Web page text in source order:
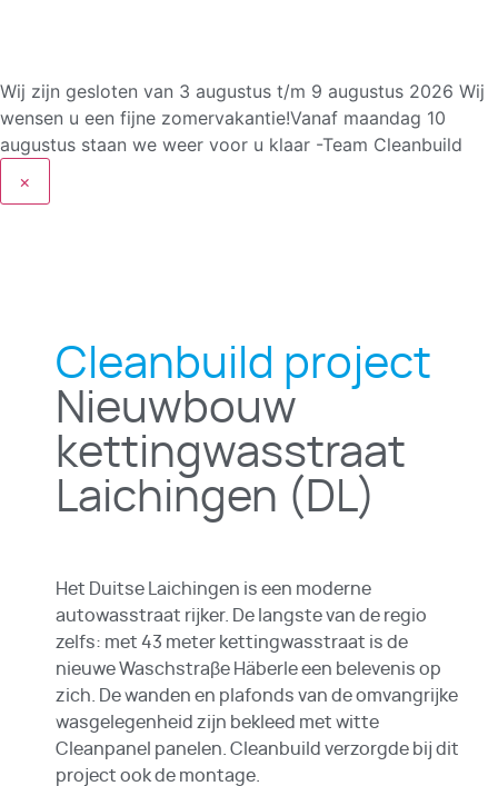
Wij zijn gesloten van 3 augustus t/m 9 augustus 2026 Wij
wensen u een fijne zomervakantie!Vanaf maandag 10
augustus staan we weer voor u klaar -Team Cleanbuild
×
Cleanbuild project
Nieuwbouw
kettingwasstraat
Laichingen (DL)
Het Duitse Laichingen is een moderne
autowasstraat rijker. De langste van de regio
zelfs: met 43 meter kettingwasstraat is de
nieuwe Waschstraβe Häberle een belevenis op
zich. De wanden en plafonds van de omvangrijke
wasgelegenheid zijn bekleed met witte
Cleanpanel panelen. Cleanbuild verzorgde bij dit
project ook de montage.